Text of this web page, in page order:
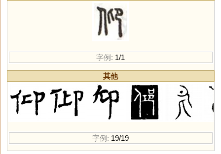
字例: 1/1
其他
字例: 19/19